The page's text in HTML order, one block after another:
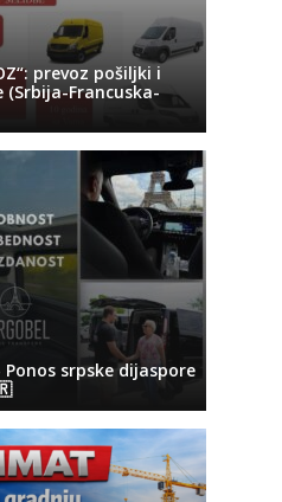
prevoz pošiljki i
Francuska-
Ponos srpske dijaspore